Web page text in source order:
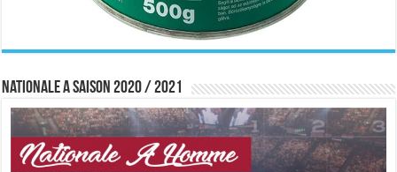
Nationale A saison 2020 / 2021